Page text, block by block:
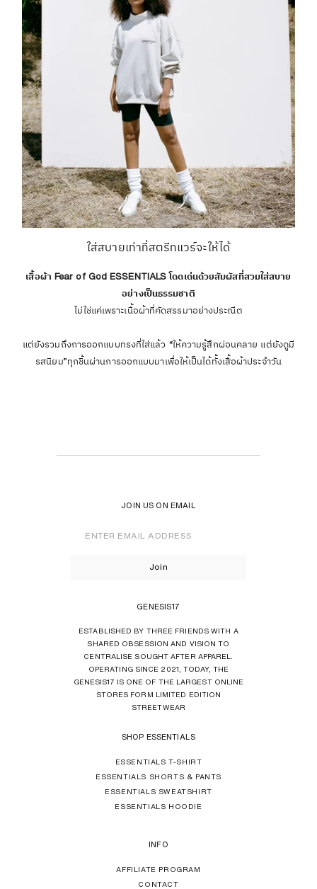
ใส่สบายเท่าที่สตรีทแวร์จะให้ได้
เสื้อผ้า Fear of God ESSENTIALS โดดเด่นด้วยสัมผัสที่สวมใส่สบาย
อย่างเป็นธรรมชาติ
ไม่ใช่แค่เพราะเนื้อผ้าที่คัดสรรมาอย่างประณีต
แต่ยังรวมถึงการออกแบบทรงที่ใส่แล้ว “ให้ความรู้สึกผ่อนคลาย แต่ยังดูมี
รสนิยม”ทุกชิ้นผ่านการออกแบบมาเพื่อให้เป็นได้ทั้งเสื้อผ้าประจำวัน
JOIN US ON EMAIL
Join
GENESIS17
ESTABLISHED BY THREE FRIENDS WITH A
SHARED OBSESSION AND VISION TO
CENTRALISE SOUGHT AFTER APPAREL.
OPERATING SINCE 2021, TODAY, THE
GENESIS17 IS ONE OF THE LARGEST ONLINE
STORES FORM LIMITED EDITION
STREETWEAR
SHOP ESSENTIALS
ESSENTIALS T-SHIRT
ESSENTIALS SHORTS & PANTS
ESSENTIALS SWEATSHIRT
ESSENTIALS HOODIE
INFO
AFFILIATE PROGRAM
CONTACT